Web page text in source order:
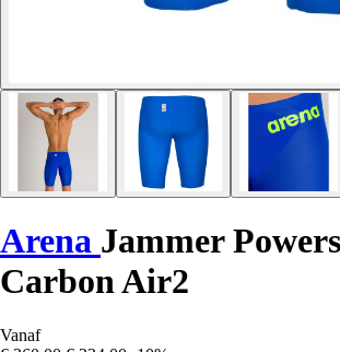
Arena Jammer
Carbon Air2
Vanaf